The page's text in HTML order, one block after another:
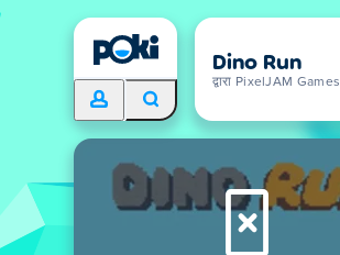
Dino Run
द्वारा PixelJAM Games